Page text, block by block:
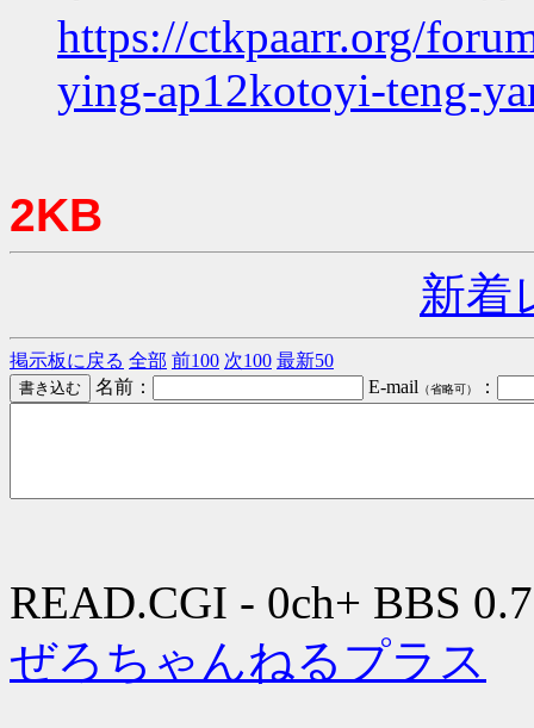
https://ctkpaarr.org/
ying-ap12kotoyi-teng-
2KB
新着
掲示板に戻る 全部 前100 次100 最新50
名前：
E-mail （省略可） ：
READ.CGI - 0ch+ BBS
ぜろちゃんねるプラス